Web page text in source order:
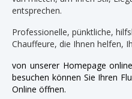
entsprechen.
Professionelle, pünktliche,
Chauffeure, die Ihnen helfen,
von unserer Homepage
besuchen können Sie Ihren
Online öffnen.